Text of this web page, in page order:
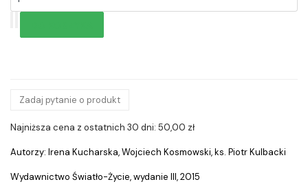
Zadaj pytanie o produkt
Najniższa cena z ostatnich 30 dni: 50,00 zł
Autorzy: Irena Kucharska, Wojciech Kosmowski, ks. Piotr Kulbacki
Wydawnictwo Światło-Życie, wydanie III, 2015